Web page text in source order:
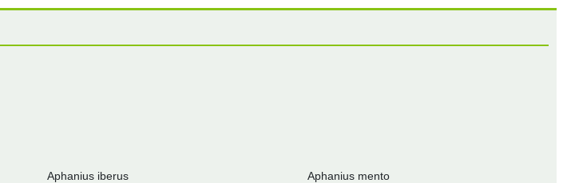
Aphanius iberus Aphanius mento